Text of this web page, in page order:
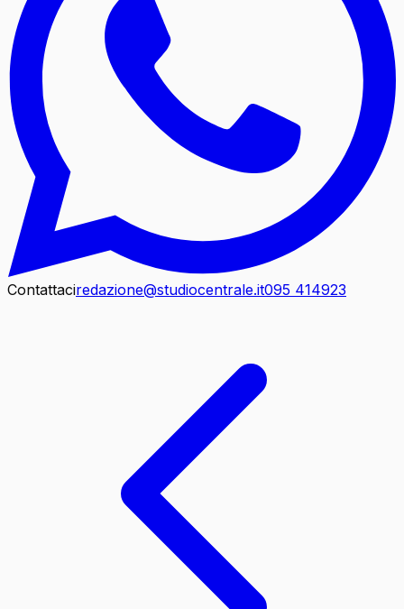
Contattaciredazione@studiocentrale.it095 414923